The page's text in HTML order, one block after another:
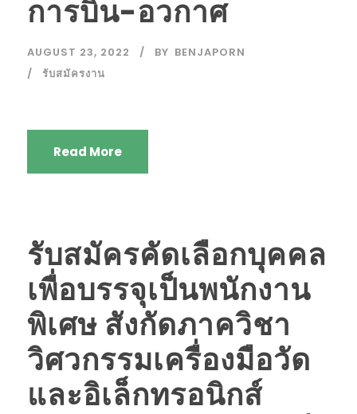
การบิน-อวกาศ
AUGUST 23, 2022 BY BENJAPORN
รับสมัครงาน
Read More
รับสมัครคัดเลือกบุคคล
เพื่อบรรจุเป็นพนักงาน
พิเศษ สังกัดภาควิชา
วิศวกรรมเครื่องมือวัด
และอิเล็กทรอนิกส์